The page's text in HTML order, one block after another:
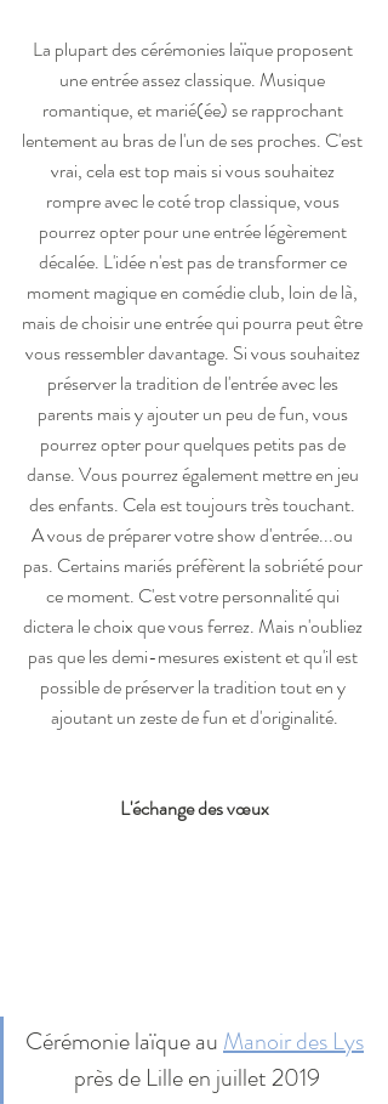
La plupart des cérémonies laïque proposent
une entrée assez classique. Musique
romantique, et marié(ée) se rapprochant
lentement au bras de l'un de ses proches. C'est
vrai, cela est top mais si vous souhaitez
rompre avec le coté trop classique, vous
pourrez opter pour une entrée légèrement
décalée. L'idée n'est pas de transformer ce
moment magique en comédie club, loin de là,
mais de choisir une entrée qui pourra peut être
vous ressembler davantage. Si vous souhaitez
préserver la tradition de l'entrée avec les
parents mais y ajouter un peu de fun, vous
pourrez opter pour quelques petits pas de
danse. Vous pourrez également mettre en jeu
des enfants. Cela est toujours très touchant.
A vous de préparer votre show d'entrée...ou
pas. Certains mariés préfèrent la sobriété pour
ce moment. C'est votre personnalité qui
dictera le choix que vous ferrez. Mais n'oubliez
pas que les demi-mesures existent et qu'il est
possible de préserver la tradition tout en y
ajoutant un zeste de fun et d'originalité.
L'échange des vœux
Cérémonie laïque au Manoir des Lys
près de Lille en juillet 2019